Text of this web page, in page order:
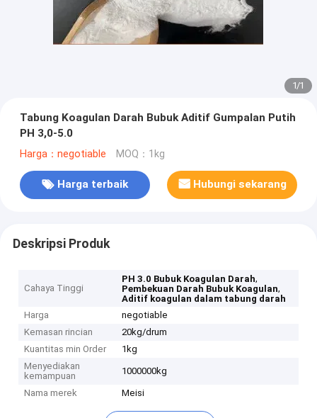
1/1
Tabung Koagulan Darah Bubuk Aditif Gumpalan Putih
PH 3,0-5.0
Harga：negotiable MOQ：1kg
Harga terbaik Hubungi sekarang
Deskripsi Produk
Cahaya Tinggi
PH 3.0 Bubuk Koagulan Darah,
Pembekuan Darah Bubuk Koagulan,
Aditif koagulan dalam tabung darah
Harga
negotiable
Kemasan rincian
20kg/drum
Kuantitas min Order
1kg
Menyediakan
kemampuan
1000000kg
Nama merek Meisi